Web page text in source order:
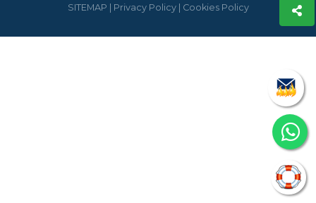
SITEMAP
Privacy Policy| Cookies Policy